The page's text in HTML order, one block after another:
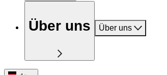
Über uns Über uns